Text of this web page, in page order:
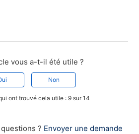
vous a-t-il été utile ?
Non
ont trouvé cela utile : 9 sur 14
questions ? Envoyer une demande